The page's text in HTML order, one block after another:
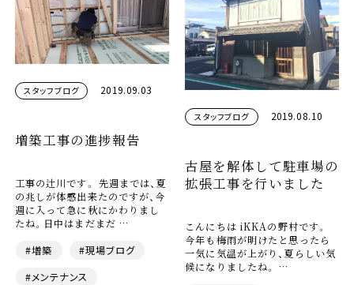
スタッフブログ 2019.09.03
増築工事の進捗報告
工事の辻川です。 先週までは、夏
の兆しが体感出来たのですが、今
週に入って急に秋にかわりまし
たね。日中はまだまだ …
#増築
#現場ブログ
#メンテナンス
スタッフブログ 2019.08.10
古屋を解体して駐車場の
拡張工事を行いました
こんにちは iKKAの野村です。
今年も梅雨が明けたと思ったら
一気に気温が上がり、夏らしい気
候になりましたね。 …